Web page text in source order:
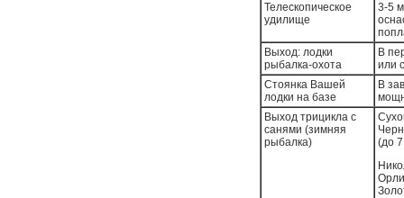
Телескопическое
удилище
3-5
Выход: лодки
рыбалка-охота
В
или
Стоянка Вашей
лодки на базе
В
Выход трицикла с
санями (зимняя
рыбалка)
(до